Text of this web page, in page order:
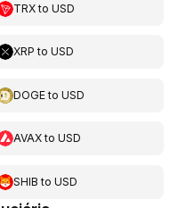
TRXtoUSD
XRP toUSD
DOGEtoUSD
AVAXtoUSD
SHIB toUSD